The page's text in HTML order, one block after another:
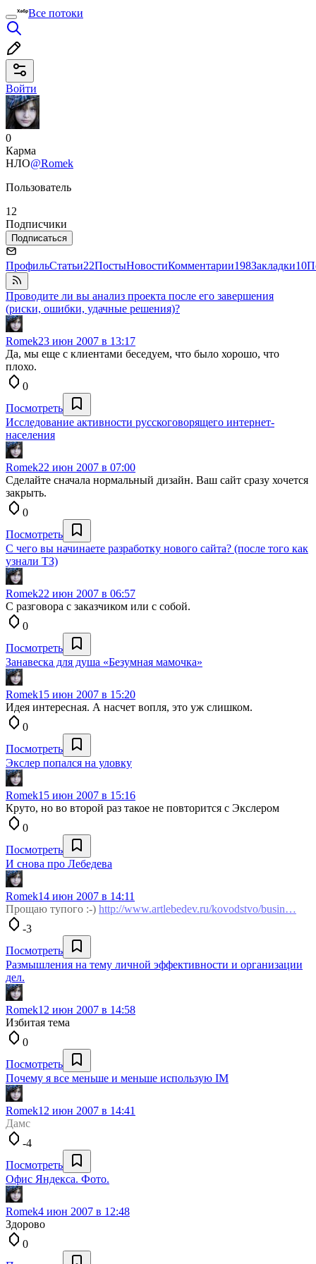
Все потоки
Войти
0
Карма
НЛО@Romek
Пользователь
12
Подписчики
Подписаться
ПрофильСтатьи22ПостыНовостиКомментарии198Закладки10
Проводите ли вы анализ проекта после его завершения
(риски, ошибки, удачные решения)?
Romek23 июн 2007 в 13:17
Да, мы еще с клиентами беседуем, что было хорошо, что
плохо.
0
Посмотреть
Исследование активности русскоговорящего интернет-
населения
Romek22 июн 2007 в 07:00
Сделайте сначала нормальный дизайн. Ваш сайт сразу хочется
закрыть.
0
Посмотреть
С чего вы начинаете разработку нового сайта? (после того как
узнали ТЗ)
Romek22 июн 2007 в 06:57
С разговора с заказчиком или с собой.
0
Посмотреть
Занавеска для душа «Безумная мамочка»
Romek15 июн 2007 в 15:20
Идея интересная. А насчет вопля, это уж слишком.
0
Посмотреть
Экслер попался на уловку
Romek15 июн 2007 в 15:16
Круто, но во второй раз такое не повторится с Экслером
0
Посмотреть
И снова про Лебедева
Romek14 июн 2007 в 14:11
Прощаю тупого :-) http://www.artlebedev.ru/kovodstvo/busin…
-3
Посмотреть
Размышления на тему личной эффективности и организации
дел.
Romek12 июн 2007 в 14:58
Избитая тема
0
Посмотреть
Почему я все меньше и меньше использую IM
Romek12 июн 2007 в 14:41
Дамс
-4
Посмотреть
Офис Яндекса. Фото.
Romek4 июн 2007 в 12:48
Здорово
0